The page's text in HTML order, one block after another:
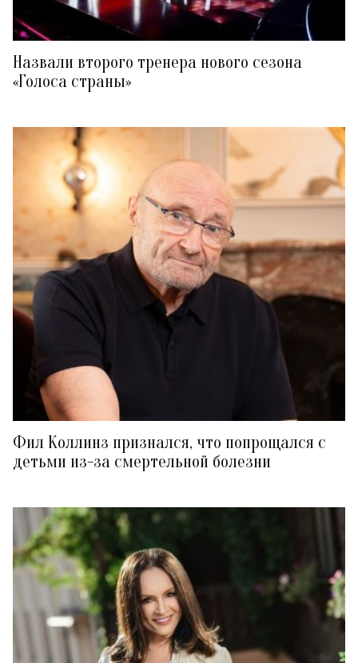
Назвали второго тренера нового сезона
«Голоса страны»
Фил Коллинз признался, что попрощался с
детьми из-за смертельной болезни